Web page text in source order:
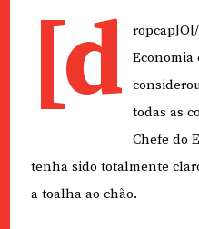
[d
Economia
todas as
Chefe do
tenha sido totalmente
a toalha ao chão.